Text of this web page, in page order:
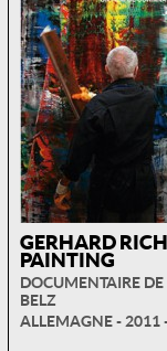
GERHARD
PAINTING
DOCUMENTAIRE
BELZ
ALLEMAGNE - 2011